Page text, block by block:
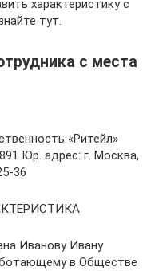
характеристику с
тут.
с места
«Ритейл»
Юр. адрес: г. Москва,
36
Иванову Ивану
в Обществе